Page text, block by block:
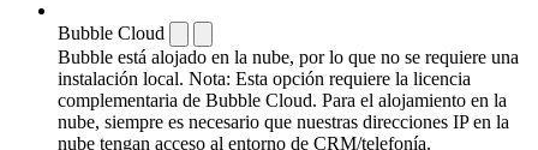
Bubble Cloud
Bubble está alojado en la nube, por lo que no se requiere una
instalación local. Nota: Esta opción requiere la licencia
complementaria de Bubble Cloud. Para el alojamiento en la
nube, siempre es necesario que nuestras direcciones IP en la
nube tengan acceso al entorno de CRM/telefonía.